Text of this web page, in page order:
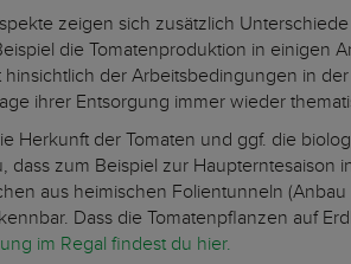
zeigen sich zusätzlich
die Tomatenproduktion in einigen
der Arbeitsbedingungen in
ihrer Entsorgung immer wieder
Herkunft der Tomaten und ggf. die
zum Beispiel zur Haupterntesaison
aus heimischen Folientunneln
Dass die Tomatenpflanzen auf
im Regal findest du hier.